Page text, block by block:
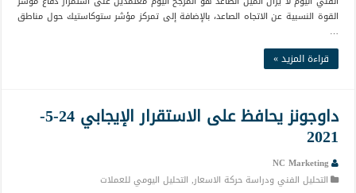
القوة النسبية عن الاتجاه الصاعد، بالإضافة إلى تمركز مؤشر ستوكاستيك حول مناطق
…
قراءة المزيد »
داوجونز يحافظ على الاستقرار الإيجابي 24-5-
2021
NC Marketing
التحليل الفني ودراسة حركة الاسعار, التحليل اليومي للعملات